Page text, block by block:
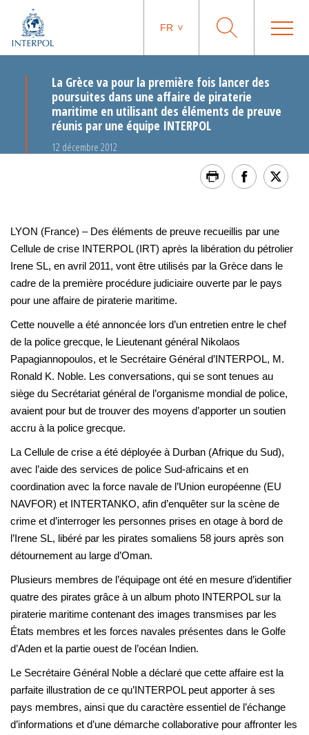
FR
La Grèce va pour la première fois lancer des
poursuites dans une affaire de piraterie
maritime en utilisant des éléments de preuve
réunis par une équipe INTERPOL
12 décembre 2012
LYON (France) – Des éléments de preuve recueillis par une
Cellule de crise INTERPOL (IRT) après la libération du pétrolier
Irene SL, en avril 2011, vont être utilisés par la Grèce dans le
cadre de la première procédure judiciaire ouverte par le pays
pour une affaire de piraterie maritime.
Cette nouvelle a été annoncée lors d’un entretien entre le chef
de la police grecque, le Lieutenant général Nikolaos
Papagiannopoulos, et le Secrétaire Général d’INTERPOL, M.
Ronald K. Noble. Les conversations, qui se sont tenues au
siège du Secrétariat général de l’organisme mondial de police,
avaient pour but de trouver des moyens d’apporter un soutien
accru à la police grecque.
La Cellule de crise a été déployée à Durban (Afrique du Sud),
avec l’aide des services de police Sud-africains et en
coordination avec la force navale de l’Union européenne (EU
NAVFOR) et INTERTANKO, afin d’enquêter sur la scène de
crime et d’interroger les personnes prises en otage à bord de
l’Irene SL, libéré par les pirates somaliens 58 jours après son
détournement au large d’Oman.
Plusieurs membres de l’équipage ont été en mesure d’identifier
quatre des pirates grâce à un album photo INTERPOL sur la
piraterie maritime contenant des images transmises par les
États membres et les forces navales présentes dans le Golfe
d’Aden et la partie ouest de l’océan Indien.
Le Secrétaire Général Noble a déclaré que cette affaire est la
parfaite illustration de ce qu’INTERPOL peut apporter à ses
pays membres, ainsi que du caractère essentiel de l’échange
d’informations et d’une démarche collaborative pour affronter les